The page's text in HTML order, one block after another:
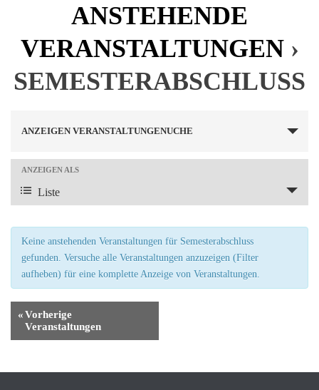
ANSTEHENDE
VERANSTALTUNGEN ›
SEMESTERABSCHLUSS
V
R
A
N
S
T
A
L
T
ANZEIGEN VERANSTALTUNGENUCHE
V
E
A
N
S
T
ANZEIGEN ALS
Liste
Keine anstehenden Veranstaltungen für Semesterabschluss
gefunden. Versuche alle Veranstaltungen anzuzeigen (Filter
aufheben) für eine komplette Anzeige von Veranstaltungen.
«Vorherige
Veranstaltungen